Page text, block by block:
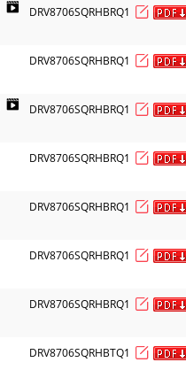
DRV8706SQRHBRQ1
DRV8706SQRHBRQ1
DRV8706SQRHBRQ1
DRV8706SQRHBRQ1
DRV8706SQRHBRQ1
DRV8706SQRHBRQ1
DRV8706SQRHBRQ1
DRV8706SQRHBTQ1